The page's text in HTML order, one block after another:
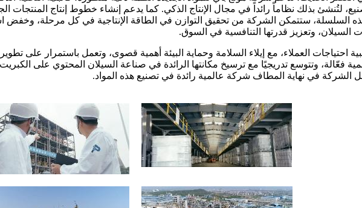
لتُنشئ بذلك نظاماً رائداً في مجال الإنتاج الذكي. كما يدعم إنشاء خطوط إنتاج
السلسلة، ستتمكن الشركة من تحقيق التوازن في الطاقة الإنتاجية في كل مرحلة، وخفض
السيلان، وتعزيز قدرتها التنافسية في السوق.
احتياجات العملاء، مع إيلاء السلامة وحماية البيئة أهمية قصوى، وتعمل باستمرار على
فعّالة، وتتوسع تدريجيًا مع ترسيخ مكانتها الرائدة في صناعة السيلان المحتوي على
الشركة في نهاية المطاف شركة عالمية رائدة في تصنيع هذه المواد.